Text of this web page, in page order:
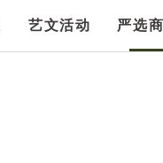
艺文活动 严选